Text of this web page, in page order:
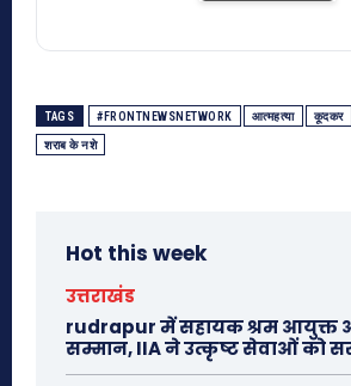
TAGS #FRONTNEWSNETWORK आत्महत्या कूदकर
शराब के नशे
Hot this week
उत्तराखंड
rudrapur में सहायक श्रम आयुक्त
सम्मान, IIA ने उत्कृष्ट सेवाओं को